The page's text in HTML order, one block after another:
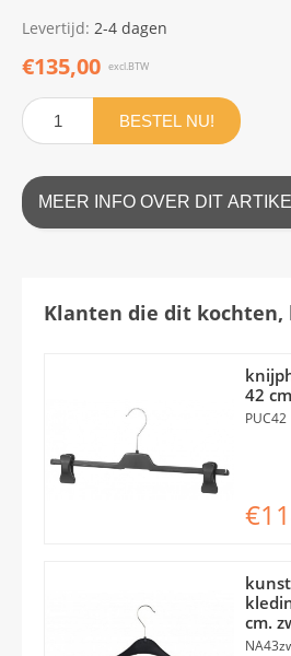
Levertijd: 2-4 dagen
€135,00 excl.BTW
BESTEL NU!
MEER INFO OVER DIT
Klanten die dit kochten,
42
PUC42
cm.